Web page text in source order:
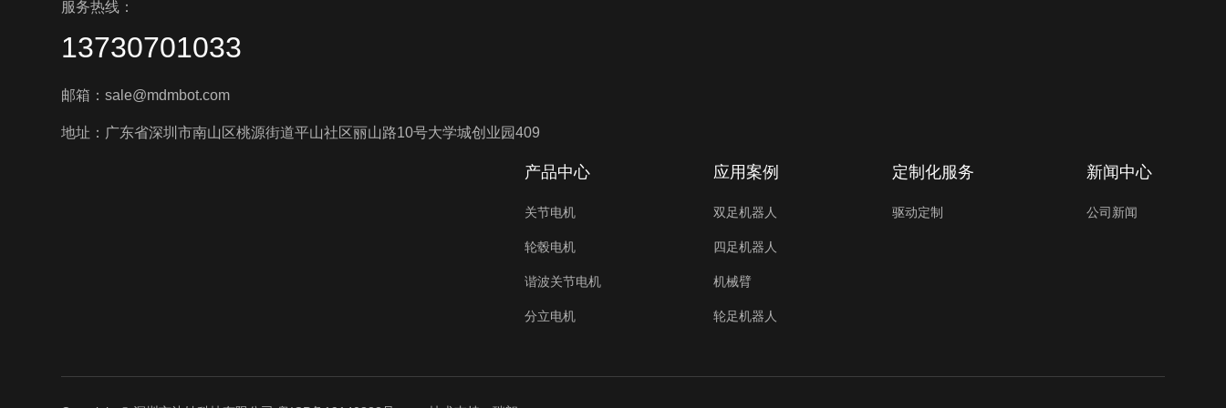
服务热线：
13730701033
邮箱：sale@mdmbot.com
地址：广东省深圳市南山区桃源街道平山社区丽山路10号大学城创业园409
产品中心
关节电机
轮毂电机
谐波关节电机
分立电机
应用案例
双足机器人
四足机器人
机械臂
轮足机器人
定制化服务
驱动定制
新闻中心
公司新闻